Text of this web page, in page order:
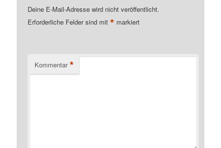
Deine E-Mail-Adresse wird nicht veröffentlicht.
Erforderliche Felder sind mit* markiert
Kommentar *